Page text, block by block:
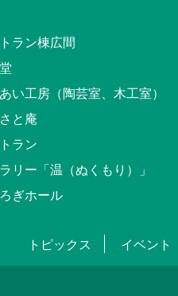
ラン棟広間
い工房（陶芸室、木工室）
と庵
ラン
リー「温（ぬくもり）」
ぎホール
トピックス イベント